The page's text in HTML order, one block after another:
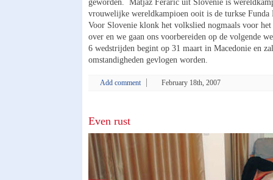
geworden. Matjaz Feraric uit Slovenie is
vrouwelijke wereldkampioen ooit is de turkse Funda
Voor Slovenie klonk het volkslied nogmaals voor
over en we gaan ons voorbereiden op de volgende
6 wedstrijden begint op 31 maart in Macedonie en
omstandigheden gevlogen worden.
Add comment February 18th, 2007
Even rust